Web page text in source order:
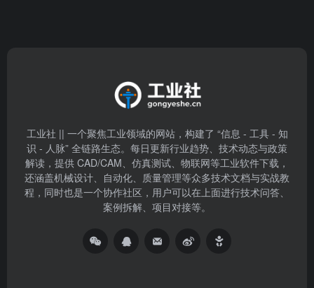
工业社 || 一个聚焦工业领域的网站，构建了 “信息 - 工具 - 知
识 - 人脉” 全链路生态。每日更新行业趋势、技术动态与政策
解读，提供 CAD/CAM、仿真测试、物联网等工业软件下载，
还涵盖机械设计、自动化、质量管理等众多技术文档与实战教
程，同时也是一个协作社区，用户可以在上面进行技术问答、
案例拆解、项目对接等。